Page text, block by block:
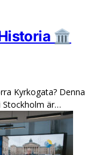
🏛️
Kyrkogata? Denna
Stockholm är…